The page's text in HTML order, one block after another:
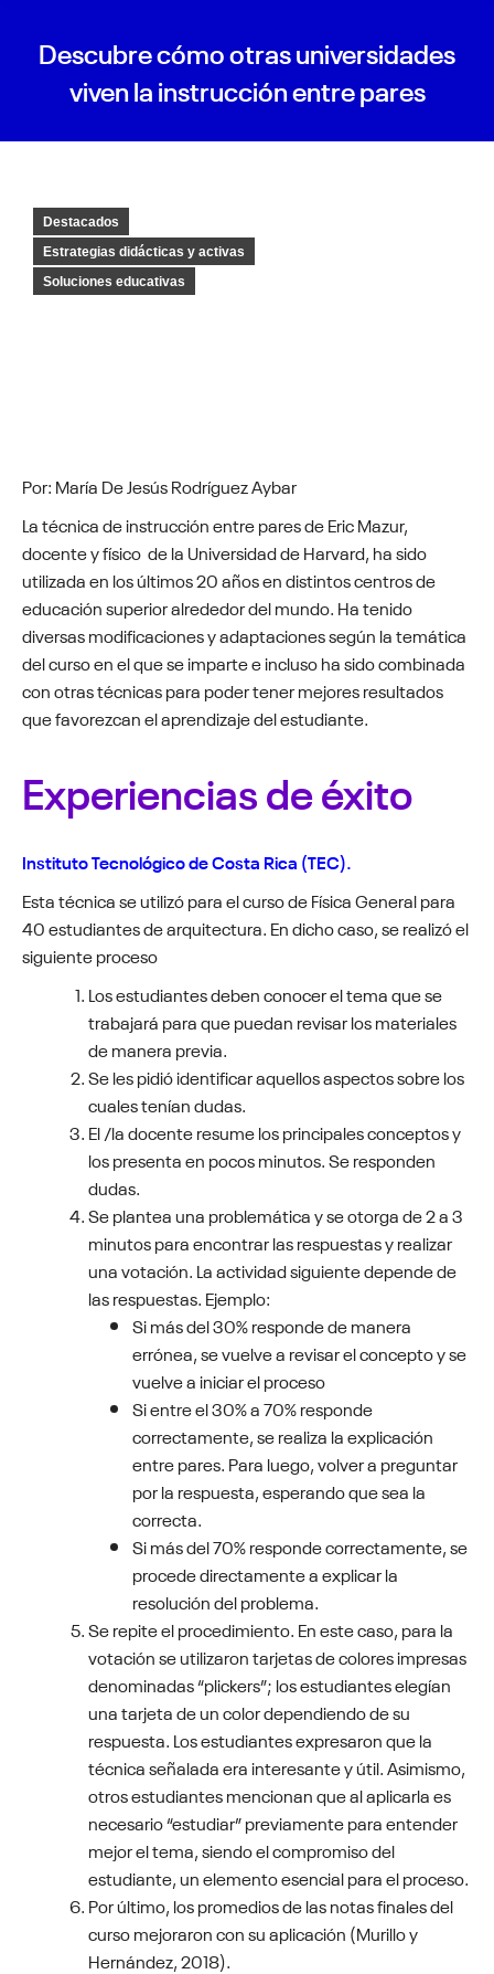
Descubre cómo otras universidades
viven la instrucción entre pares
Destacados
Estrategias didácticas y activas
Soluciones educativas
Por: María De Jesús Rodríguez Aybar
La técnica de instrucción entre pares de Eric Mazur,
docente y físico de la Universidad de Harvard, ha sido
utilizada en los últimos 20 años en distintos centros de
educación superior alrededor del mundo. Ha tenido
diversas modificaciones y adaptaciones según la temática
del curso en el que se imparte e incluso ha sido combinada
con otras técnicas para poder tener mejores resultados
que favorezcan el aprendizaje del estudiante.
Experiencias de éxito
Instituto Tecnológico de Costa Rica (TEC).
Esta técnica se utilizó para el curso de Física General para
40 estudiantes de arquitectura. En dicho caso, se realizó el
siguiente proceso
Los estudiantes deben conocer el tema que se
trabajará para que puedan revisar los materiales
de manera previa.
Se les pidió identificar aquellos aspectos sobre los
cuales tenían dudas.
El /la docente resume los principales conceptos y
los presenta en pocos minutos. Se responden
dudas.
Se plantea una problemática y se otorga de 2 a 3
minutos para encontrar las respuestas y realizar
una votación. La actividad siguiente depende de
las respuestas. Ejemplo:
Si más del 30% responde de manera
errónea, se vuelve a revisar el concepto y se
vuelve a iniciar el proceso
Si entre el 30% a 70% responde
correctamente, se realiza la explicación
entre pares. Para luego, volver a preguntar
por la respuesta, esperando que sea la
correcta.
Si más del 70% responde correctamente, se
procede directamente a explicar la
resolución del problema.
Se repite el procedimiento. En este caso, para la
votación se utilizaron tarjetas de colores impresas
denominadas “plickers”; los estudiantes elegían
una tarjeta de un color dependiendo de su
respuesta. Los estudiantes expresaron que la
técnica señalada era interesante y útil. Asimismo,
otros estudiantes mencionan que al aplicarla es
necesario “estudiar” previamente para entender
mejor el tema, siendo el compromiso del
estudiante, un elemento esencial para el proceso.
Por último, los promedios de las notas finales del
curso mejoraron con su aplicación (Murillo y
Hernández, 2018).